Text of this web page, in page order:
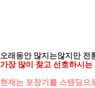
오래동안 많지는않지만 전
가장 많이 찾고 선호하시는
현재는 포장기를 스탠딩으